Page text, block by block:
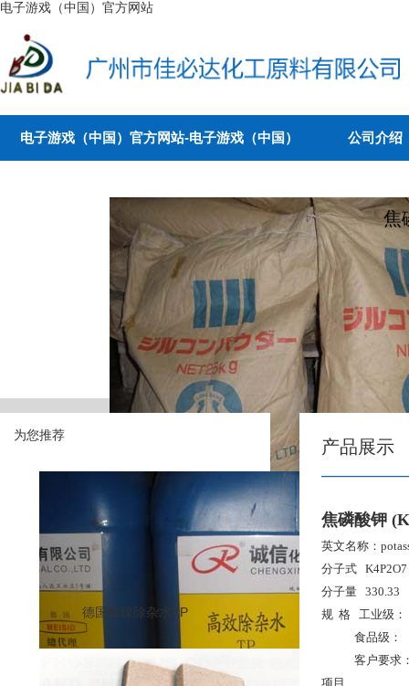
电子游戏（中国）官方网站
电子游戏（中国）官方网站-电子游戏（中国） 公司介绍
焦
以
为您推荐
德国镀镍除杂水TP
产品展示
焦磷酸钾
英文名称：
分子式 K4P2O7
分子量 330.33
规 格 工业级
食品级： 符
客户要求
项